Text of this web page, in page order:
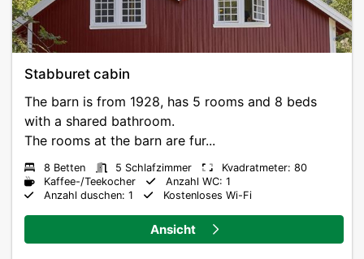
Stabburet cabin
The barn is from 1928, has 5 rooms and 8 beds
with a shared bathroom.
The rooms at the barn are fur...
8 Betten 5 Schlafzimmer
Kvadratmeter: 80
Kaffee-/Teekocher
Anzahl WC: 1
Anzahl duschen: 1
Kostenloses Wi-Fi
Ansicht